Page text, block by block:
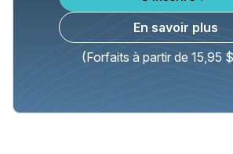
En savoir plus
(Forfaits à partir de 15,95